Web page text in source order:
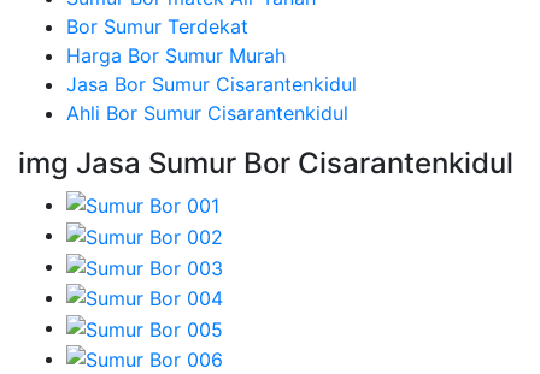
Bor Sumur Terdekat
Harga Bor Sumur Murah
Jasa Bor Sumur Cisarantenkidul
Ahli Bor Sumur Cisarantenkidul
img Jasa Sumur Bor Cisarantenkidul